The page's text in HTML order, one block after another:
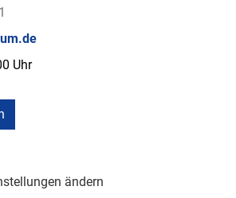
Uhr
ändern